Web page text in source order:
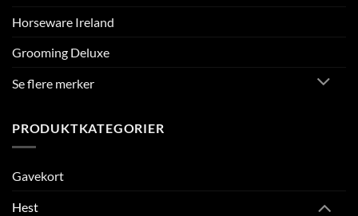
Horseware Ireland
Grooming Deluxe
Se flere merker
PRODUKTKATEGORIER
Gavekort
Hest